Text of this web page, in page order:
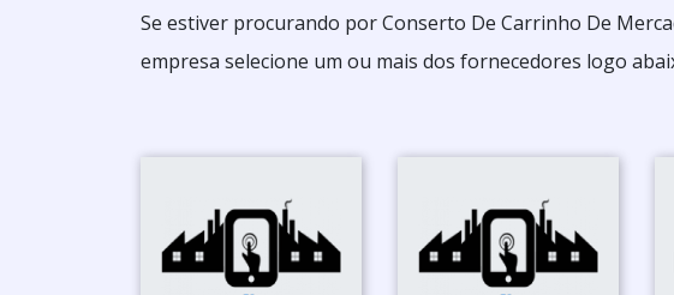
Se estiver procurando por Conserto De Carrinho De
empresa selecione um ou mais dos fornecedores logo